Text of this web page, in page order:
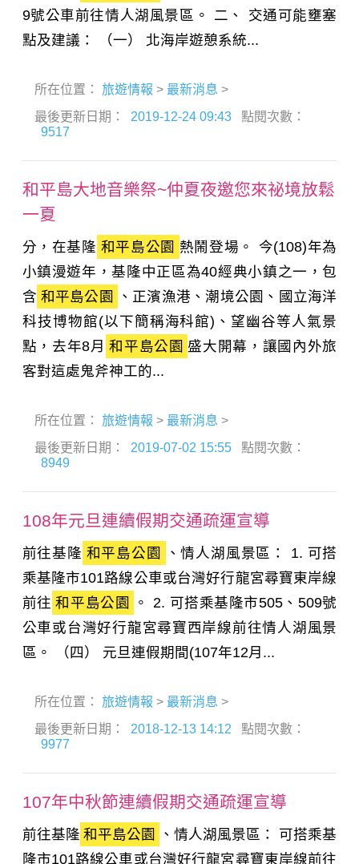
9號公車前往情人湖風景區。 二、 交通可能壅塞
點及建議： （一） 北海岸遊憩系統...
所在位置： 旅遊情報 > 最新消息 >
最後更新日期：
2019-12-24 09:43
點閱次數：
9517
和平島大地音樂祭~仲夏夜邀您來祕境放鬆
一夏
分，在基隆 和平島公園 熱鬧登場。 今(108)年為
小鎮漫遊年，基隆中正區為40經典小鎮之一，包
含 和平島公園
、正濱漁港、潮境公園、國立海洋
科技博物館(以下簡稱海科館)、望幽谷等人氣景
點，去年8月 和平島公園 盛大開幕，讓國內外旅
客對這處鬼斧神工的...
所在位置： 旅遊情報 > 最新消息 >
最後更新日期：
2019-07-02 15:55
點閱次數：
8949
108年元旦連續假期交通疏運宣導
前往基隆 和平島公園
、情人湖風景區： 1. 可搭
乘基隆市101路線公車或台灣好行龍宮尋寶東岸線
前往 和平島公園
。 2. 可搭乘基隆市505、509號
公車或台灣好行龍宮尋寶西岸線前往情人湖風景
區。 （四） 元旦連假期間(107年12月...
所在位置： 旅遊情報 > 最新消息 >
最後更新日期：
2018-12-13 14:12
點閱次數：
9977
107年中秋節連續假期交通疏運宣導
前往基隆 和平島公園
、情人湖風景區： 可搭乘基
隆市101路線公車或台灣好行龍宮尋寶東岸線前往